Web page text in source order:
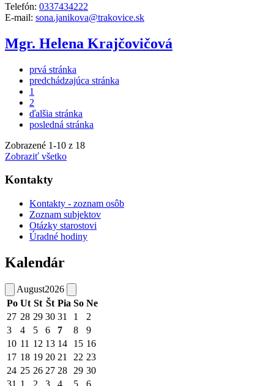
Telefón: 0337434222
E-mail: sona.janikova@trakovice.sk
Mgr. Helena Krajčovičová
prvá stránka
predchádzajúca stránka
1
2
ďalšia stránka
posledná stránka
Zobrazené 1-10 z 18
Zobraziť všetko
Kontakty
Kontakty - zoznam osôb
Zoznam subjektov
Otázky starostovi
Úradné hodiny
Kalendár
August2026
Po Ut St Št Pia So Ne
27 28 29 30 31 1
2
3
4 5 6 7 8
9
10 11 12 13 14 15 16
17 18 19 20 21 22 23
24 25 26 27 28 29 30
31 1 2 3 4 5 6